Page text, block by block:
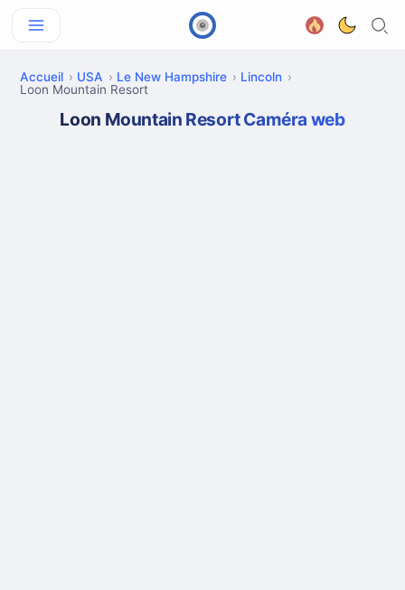
Accueil USA Le New Hampshire
Lincoln
Loon Mountain Resort
Loon Mountain Resort Caméra web